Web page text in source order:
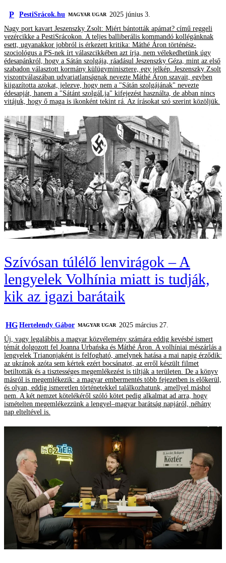
P PestiSrácok.hu MAGYAR UGAR 2025 június 3.
Nagy port kavart Jeszenszky Zsolt: Miért bántották apámat? című reggeli
vezércikke a PestiSrácokon. A teljes balliberális kommandó kollégánknak
esett, ugyanakkor jobbról is érkezett kritika: Máthé Áron történész-
szociológus a PS-nek írt válaszcikkében azt írja, nem vélekedhetünk úgy
édesapánkról, hogy a Sátán szolgája, ráadásul Jeszenszky Géza, mint az első
szabadon választott kormány külügyminisztere, egy jelkép. Jeszenszky Zsolt
viszontválaszában udvariatlanságnak nevezte Máthé Áron szavait, egyben
kiigazította azokat, jelezve, hogy nem a "Sátán szolgájának" nevezte
édesapját, hanem a "Sátánt szolgáLja" kifejezést használta, de abban nincs
vitájuk, hogy ő maga is ikonként tekint rá. Az írásokat szó szerint közöljük.
Szívósan túlélő lenvirágok – A
lengyelek Volhínia miatt is tudják,
kik az igazi barátaik
HG Hertelendy Gábor MAGYAR UGAR 2025 március 27.
Új, vagy legalábbis a magyar közvélemény számára eddig kevésbé ismert
témát dolgozott fel Joanna Urbańska és Máthé Áron. A volhíniai mészárlás a
lengyelek Trianonjaként is felfogható, amelynek hatása a mai napig érződik:
az ukránok azóta sem kértek ezért bocsánatot, az erről készült filmet
betiltották és a tisztességes megemlékezést is tiltják a területen. De a könyv
másról is megemlékezik: a magyar embermentés több fejezetben is előkerül,
és olyan, eddig ismeretlen történetekkel találkozhatunk, amellyel máshol
nem. A két nemzet kötelékéről szóló kötet pedig alkalmat ad arra, hogy
ismételten megemlékezzünk a lengyel–magyar barátság napjáról, néhány
nap elteltével is.